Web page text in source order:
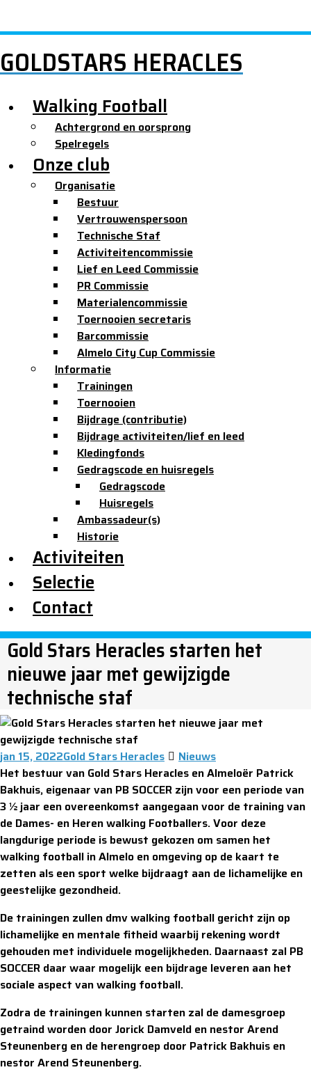
GOLDSTARS HERACLES
Walking Football
Achtergrond en oorsprong
Spelregels
Onze club
Organisatie
Bestuur
Vertrouwenspersoon
Technische Staf
Activiteitencommissie
Lief en Leed Commissie
PR Commissie
Materialencommissie
Toernooien secretaris
Barcommissie
Almelo City Cup Commissie
Informatie
Trainingen
Toernooien
Bijdrage (contributie)
Bijdrage activiteiten/lief en leed
Kledingfonds
Gedragscode en huisregels
Gedragscode
Huisregels
Ambassadeur(s)
Historie
Activiteiten
Selectie
Contact
Gold Stars Heracles starten het
nieuwe jaar met gewijzigde
technische staf
jan 15, 2022Gold Stars Heracles
Nieuws
Het bestuur van Gold Stars Heracles en Almeloër Patrick
Bakhuis, eigenaar van PB SOCCER zijn voor een periode van
3 ½ jaar een overeenkomst aangegaan voor de training van
de Dames- en Heren walking Footballers. Voor deze
langdurige periode is bewust gekozen om samen het
walking football in Almelo en omgeving op de kaart te
zetten als een sport welke bijdraagt aan de lichamelijke en
geestelijke gezondheid.
De trainingen zullen dmv walking football gericht zijn op
lichamelijke en mentale fitheid waarbij rekening wordt
gehouden met individuele mogelijkheden. Daarnaast zal PB
SOCCER daar waar mogelijk een bijdrage leveren aan het
sociale aspect van walking football.
Zodra de trainingen kunnen starten zal de damesgroep
getraind worden door Jorick Damveld en nestor Arend
Steunenberg en de herengroep door Patrick Bakhuis en
nestor Arend Steunenberg.